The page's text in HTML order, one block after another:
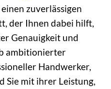
zuverlässigen
der Ihnen dabei hilft,
Genauigkeit und
ambitionierter
Handwerker,
Sie mit ihrer Leistung,